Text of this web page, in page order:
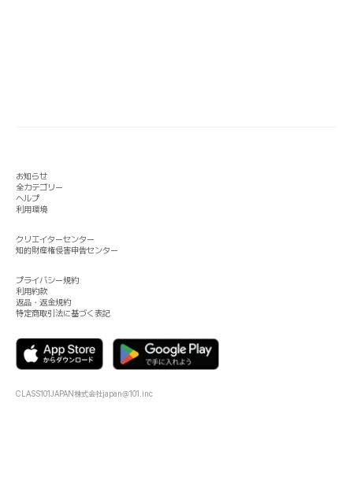
お知らせ
全カテゴリー
ヘルプ
利用環境
クリエイターセンター
知的財産権侵害申告センター
プライバシー規約
利用約款
返品・返金規約
特定商取引法に基づく表記
CLASS101JAPAN株式会社japan@101.inc